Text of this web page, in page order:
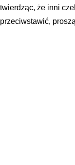
twierdząc, że inni
przeciwstawić,